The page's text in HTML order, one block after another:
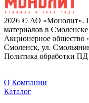
2026 © АО «Монолит».
материалов в Смоленске
Акционерное общество
Смоленск, ул.
Политика обработки ПД
O Компании
Каталог